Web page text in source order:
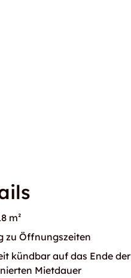
m²
zu Öffnungszeiten
kündbar auf das Ende der
Mietdauer